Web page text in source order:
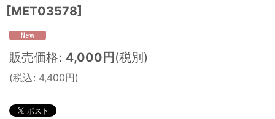
[MET03578]
販売価格: 4,000 円 (税別)
(税込: 4,400円)